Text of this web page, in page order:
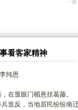
看客家精神
纯恩
显眼门楣悬挂葛藤。
反，当地居民纷纷南